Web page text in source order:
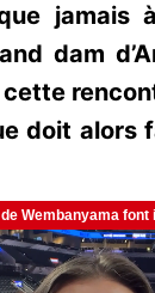
jamais
dam
cette
doit alors